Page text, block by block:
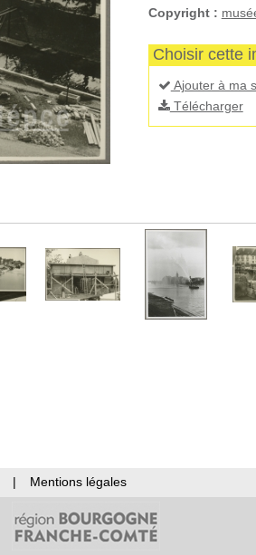
Copyright :
Choisir cette
Ajouter à ma
Télécharger
| Mentions légales